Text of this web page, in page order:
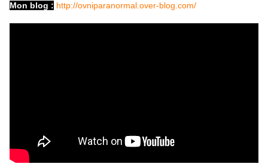
Mon blog : http://ovniparanormal.over-blog.com/